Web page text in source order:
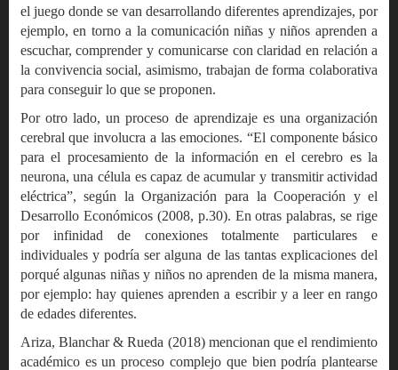
el juego donde se van desarrollando diferentes aprendizajes, por
ejemplo, en torno a la comunicación niñas y niños aprenden a
escuchar, comprender y comunicarse con claridad en relación a
la convivencia social, asimismo, trabajan de forma colaborativa
para conseguir lo que se proponen.
Por otro lado, un proceso de aprendizaje es una organización
cerebral que involucra a las emociones. “El componente básico
para el procesamiento de la información en el cerebro es la
neurona, una célula es capaz de acumular y transmitir actividad
eléctrica”, según la Organización para la Cooperación y el
Desarrollo Económicos (2008, p.30). En otras palabras, se rige
por infinidad de conexiones totalmente particulares e
individuales y podría ser alguna de las tantas explicaciones del
porqué algunas niñas y niños no aprenden de la misma manera,
por ejemplo: hay quienes aprenden a escribir y a leer en rango
de edades diferentes.
Ariza, Blanchar & Rueda (2018) mencionan que el rendimiento
académico es un proceso complejo que bien podría plantearse